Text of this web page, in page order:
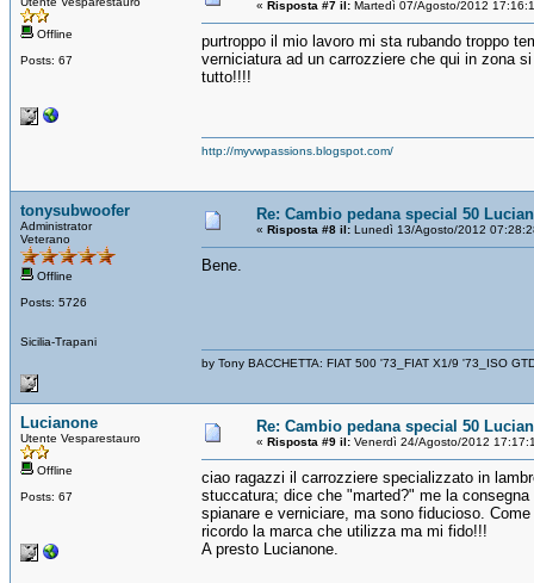
Offline
Posts: 67
« Risposta #7 il: Martedì 07/Agosto/2012
purtroppo il mio lavoro mi sta rubando troppo
verniciatura ad un carrozziere che qui in zona
tutto!!!!
http://myvwpassions.blogspot.com/
tonysubwoofer
Administrator
Veterano
Offline
Posts: 5726
Sicilia-Trapani
Re: Cambio pedana special 50
« Risposta #8 il: Lunedì 13/Agosto/2012
Bene.
by Tony BACCHETTA: FIAT 500 '73_FIAT X1/9 '73_ISO
Lucianone
Utente Vesparestauro
Offline
Posts: 67
Re: Cambio pedana special 50
« Risposta #9 il: Venerdì 24/Agosto/2012
ciao ragazzi il carrozziere specializzato in
stuccatura; dice che "marted?" me la
spianare e verniciare, ma sono fiducioso.
ricordo la marca che utilizza ma mi fido!!!
A presto Lucianone.